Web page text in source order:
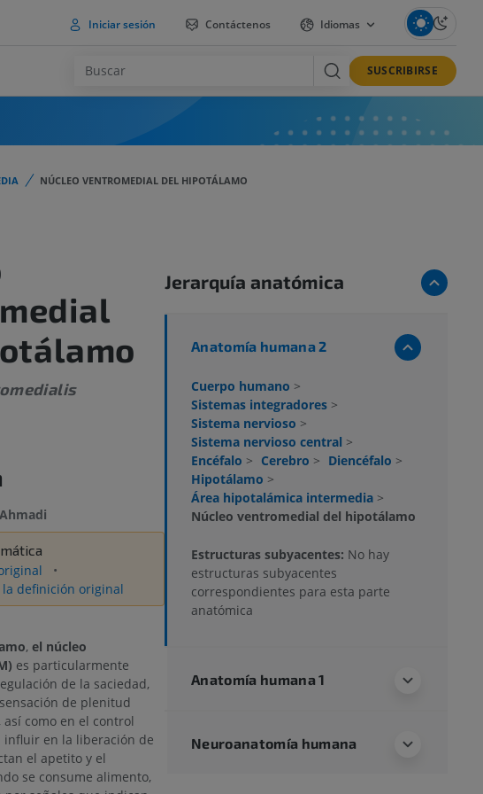
Iniciar sesión Contáctenos Idiomas
SUSCRIBIRSE
NÚCLEO VENTROMEDIAL DEL HIPOTÁLAMO
definición original
, el núcleo
es particularmente
de la saciedad,
de plenitud
como en el control
influir en la liberación de
el apetito y el
se consume alimento,
Jerarquía anatómica
Anatomía humana 2
Cuerpo humano >
Sistemas integradores >
Sistema nervioso >
Sistema nervioso central >
Encéfalo > Cerebro > Diencéfalo >
Hipotálamo >
Área hipotalámica intermedia >
Núcleo ventromedial del hipotálamo
Estructuras subyacentes: No hay
estructuras subyacentes
correspondientes para esta parte
anatómica
Anatomía humana 1
Neuroanatomía humana